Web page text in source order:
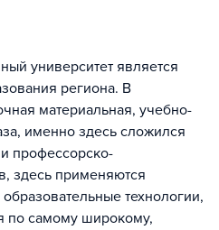
университет является
региона. В
материальная, учебно-
именно здесь сложился
профессорско-
здесь применяются
технологии,
по самому широкому,